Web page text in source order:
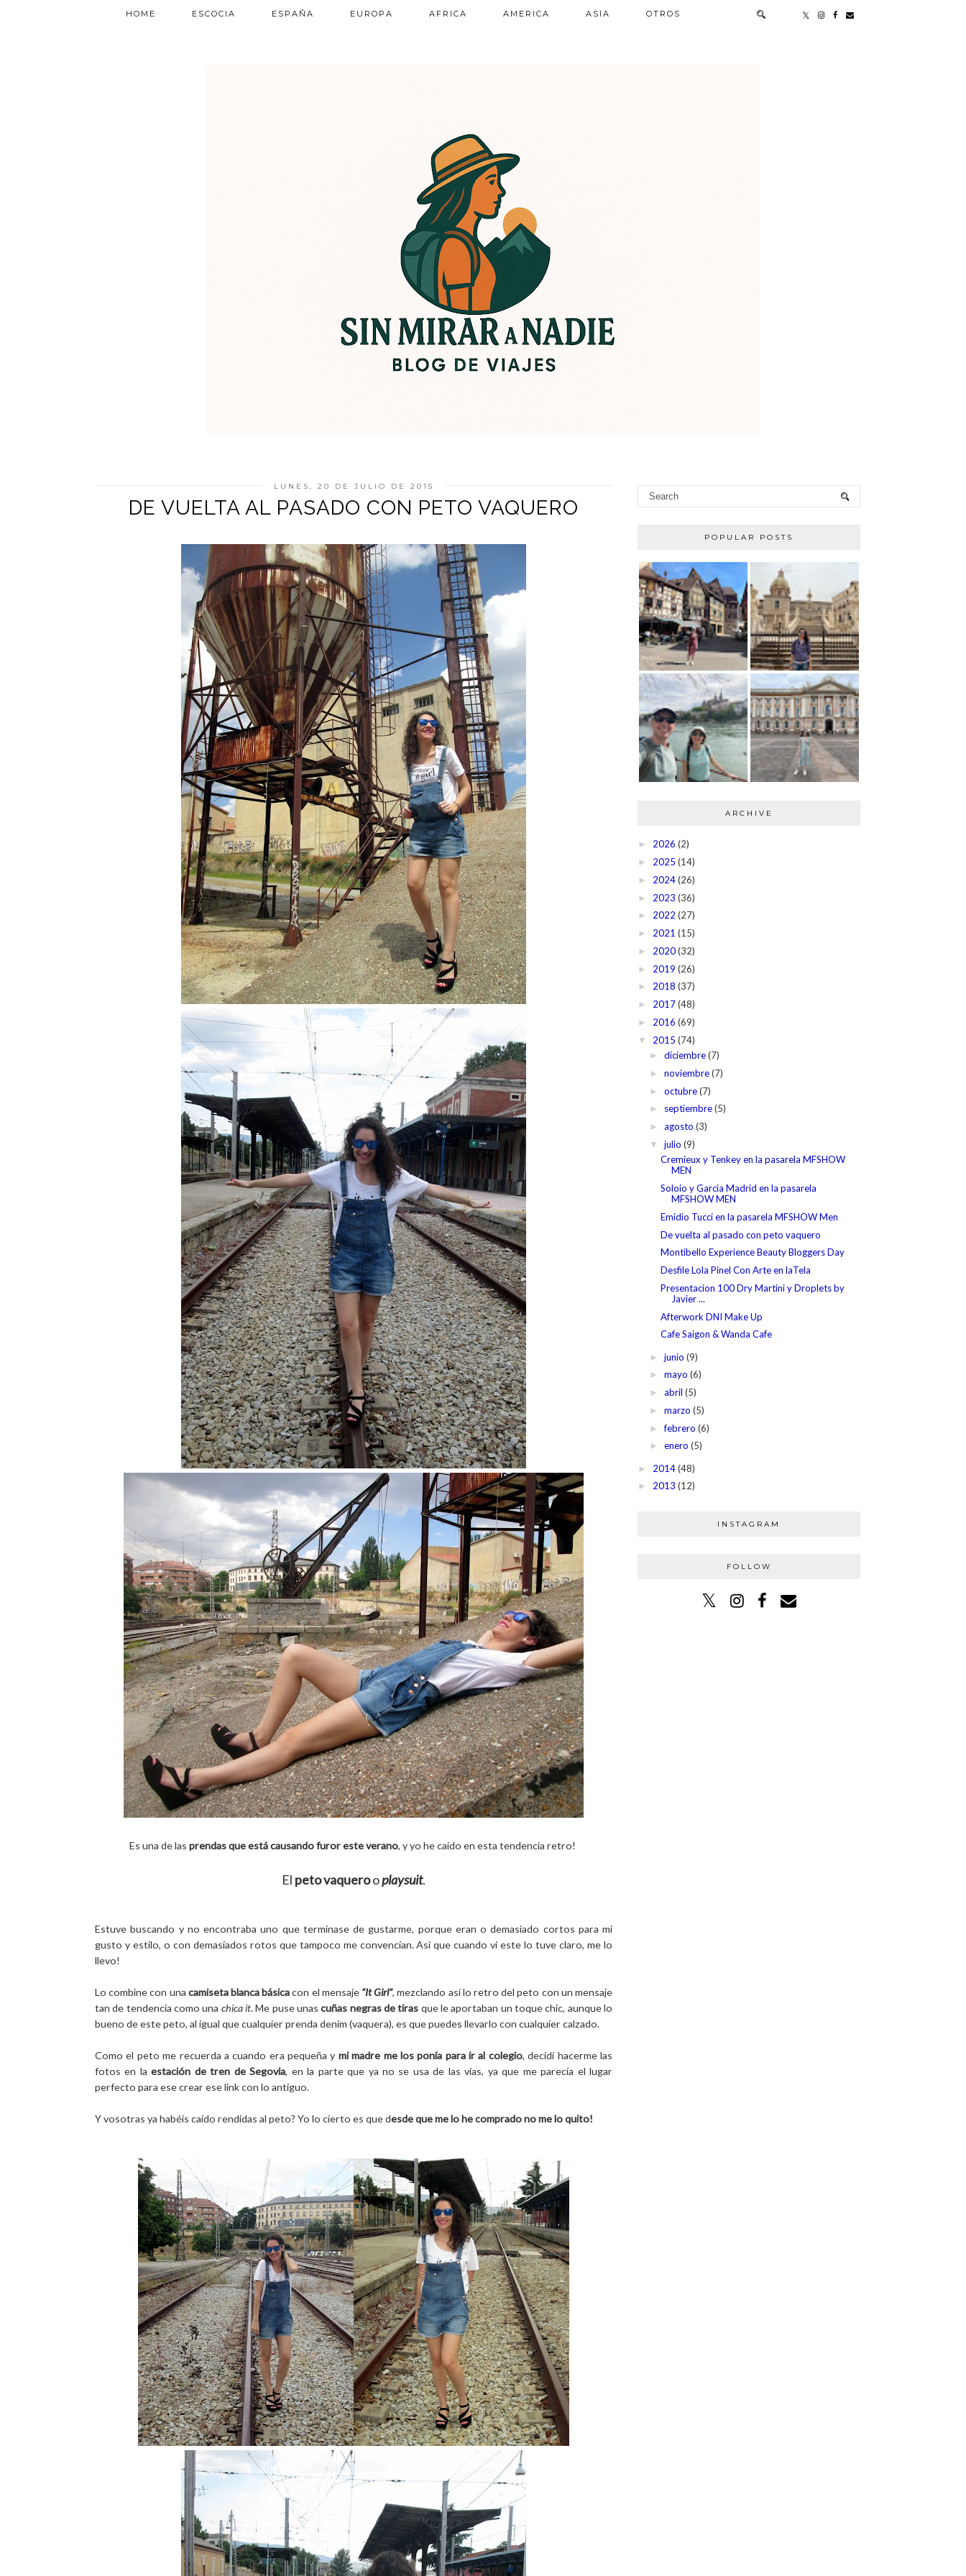
HOME ESCOCIA ESPAÑA EUROPA AFRICA AMERICA ASIA OTROS
LUNES, 20 DE JULIO DE 2015
DE VUELTA AL PASADO CON PETO VAQUERO
Es una de las prendas que está causando furor este verano, y yo he caído en esta tendencia retro!
El peto vaquerooplaysuit.
Estuve buscando y no encontraba uno que terminase de gustarme, porque eran o demasiado cortos para mi
gusto y estilo, o con demasiados rotos que tampoco me convencían. Asi que cuando vi este lo tuve claro, me lo
llevo!
Lo combine con una camiseta blanca básicacon el mensaje “It Girl”, mezclando así lo retro del peto con un mensaje
tan de tendencia como una chica it. Me puse unascuñas negras de tiras que le aportaban un toque chic, aunque lo
bueno de este peto, al igual que cualquier prenda denim (vaquera), es que puedes llevarlo con cualquier calzado.
Como el peto me recuerda a cuando era pequeña y mi madre me los ponía para ir al colegio, decidí hacerme las
fotos en laestación de tren de Segovia, en la parte que ya no se usa de las vías, ya que me parecía el lugar
perfecto para ese crear ese link con lo antiguo.
Y vosotras ya habéis caído rendidas al peto? Yo lo cierto es que desde que me lo he comprado no me lo quito!
POPULAR POSTS
ARCHIVE
► 2026 (2)
► 2025 (14)
► 2024(26)
► 2023 (36)
► 2022 (27)
► 2021 (15)
► 2020(32)
► 2019 (26)
► 2018 (37)
► 2017(48)
► 2016 (69)
▼ 2015 (74)
► diciembre (7)
► noviembre (7)
► octubre (7)
► septiembre (5)
► agosto (3)
▼ julio (9)
Cremieux y Tenkey en la pasarela MFSHOW
MEN
Soloio y Garcia Madrid en la pasarela
MFSHOW MEN
Emidio Tucci en la pasarela MFSHOW Men
De vuelta al pasado con peto vaquero
Montibello Experience Beauty Bloggers Day
Desfile Lola Pinel Con Arte en laTela
Presentacion 100 Dry Martini y Droplets by
Javier ...
Afterwork DNI Make Up
Cafe Saigon & Wanda Cafe
► junio (9)
► mayo (6)
► abril (5)
► marzo (5)
►febrero (6)
► enero (5)
► 2014(48)
► 2013 (12)
INSTAGRAM
FOLLOW